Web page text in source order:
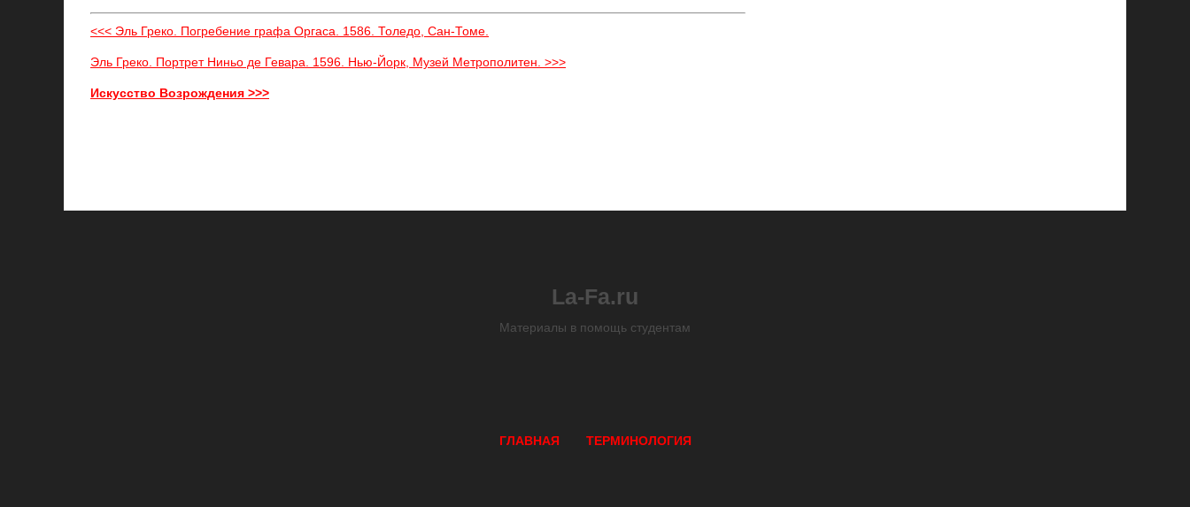
<<< Эль Греко. Погребение графа Оргаса. 1586. Толедо, Сан-Томе.
Эль Греко. Портрет Ниньо де Гевара. 1596. Нью-Йорк, Музей Метрополитен. >>>
Искусство Возрождения >>>
La-Fa.ru
Материалы в помощь студентам
ГЛАВНАЯ ТЕРМИНОЛОГИЯ